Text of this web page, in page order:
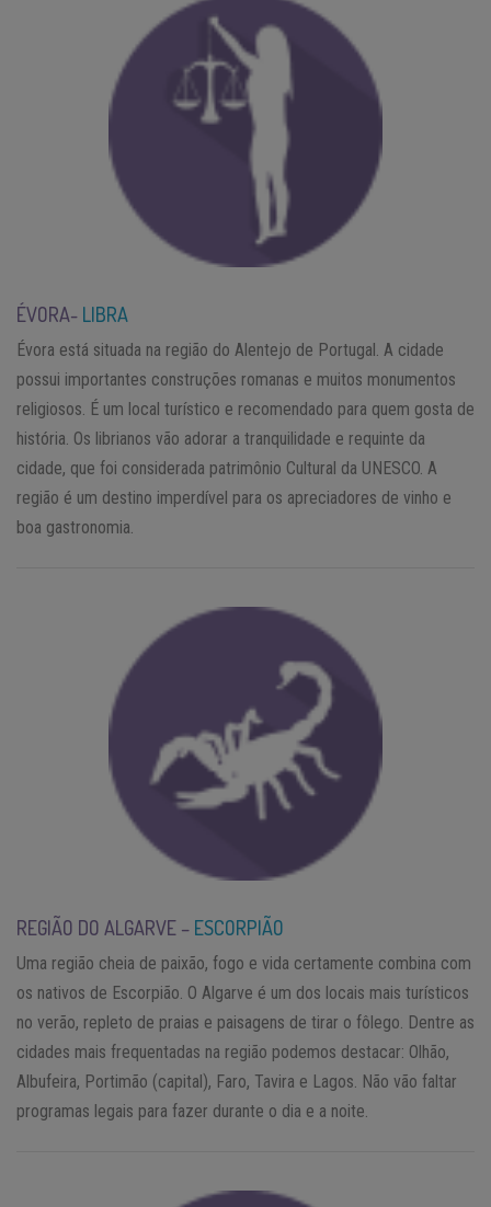
ÉVORA- LIBRA
Évora está situada na região do Alentejo de Portugal. A cidade
possui importantes construções romanas e muitos monumentos
religiosos. É um local turístico e recomendado para quem gosta de
história. Os librianos vão adorar a tranquilidade e requinte da
cidade, que foi considerada patrimônio Cultural da UNESCO. A
região é um destino imperdível para os apreciadores de vinho e
boa gastronomia.
REGIÃO DO ALGARVE – ESCORPIÃO
Uma região cheia de paixão, fogo e vida certamente combina com
os nativos de Escorpião. O Algarve é um dos locais mais turísticos
no verão, repleto de praias e paisagens de tirar o fôlego. Dentre as
cidades mais frequentadas na região podemos destacar: Olhão,
Albufeira, Portimão (capital), Faro, Tavira e Lagos. Não vão faltar
programas legais para fazer durante o dia e a noite.